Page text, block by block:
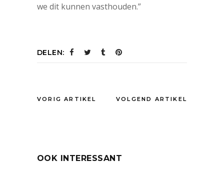
we dit kunnen vasthouden.”
DELEN:
VORIG ARTIKEL VOLGEND ARTIKEL
OOK INTERESSANT